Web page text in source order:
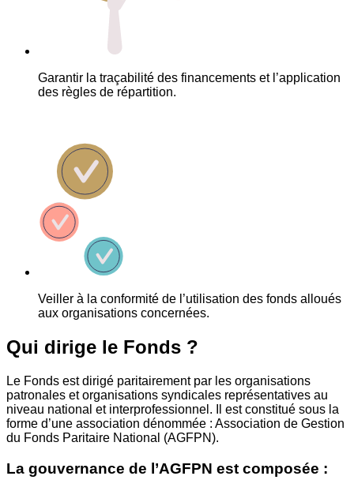
Garantir la traçabilité des financements et l’application
des règles de répartition.
Veiller à la conformité de l’utilisation des fonds alloués
aux organisations concernées.
Qui dirige le Fonds ?
Le Fonds est dirigé paritairement par les organisations
patronales et organisations syndicales représentatives au
niveau national et interprofessionnel. Il est constitué sous la
forme d’une association dénommée : Association de Gestion
du Fonds Paritaire National (AGFPN).
La gouvernance de l’AGFPN est composée :